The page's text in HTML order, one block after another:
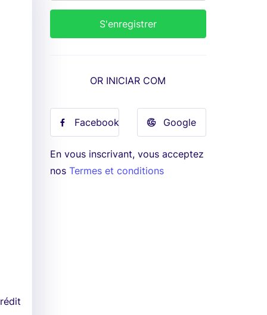
OR INICIAR COM
Facebook Google
En vous inscrivant, vous acceptez
nos Termes et conditions